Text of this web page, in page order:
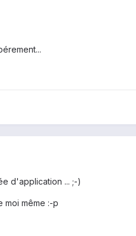
d'application ... ;-)
moi même :-p